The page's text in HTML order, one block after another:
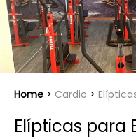
Home Cardio
Elípticas para